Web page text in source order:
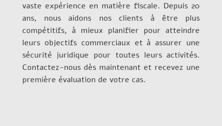
vaste expérience en matière fiscale. Depuis 20
ans, nous aidons nos clients à être plus
compétitifs, à mieux planifier pour atteindre
leurs objectifs commerciaux et à assurer une
sécurité juridique pour toutes leurs activités.
Contactez-nous dès maintenant et recevez une
première évaluation de votre cas.